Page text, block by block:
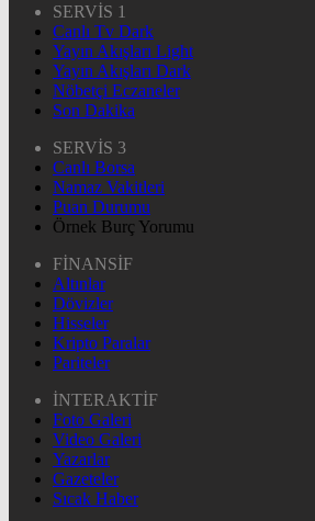
SERVİS 1
Canlı Tv Dark
Yayın Akışları Light
Yayın Akışları Dark
Nöbetçi Eczaneler
Son Dakika
SERVİS 3
Canlı Borsa
Namaz Vakitleri
Puan Durumu
Örnek Burç Yorumu
FİNANSİF
Altınlar
Dövizler
Hisseler
Kripto Paralar
Pariteler
İNTERAKTİF
Foto Galeri
Video Galeri
Yazarlar
Gazeteler
Sıcak Haber